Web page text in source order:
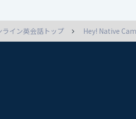
ライン英会話トップ Hey! Native